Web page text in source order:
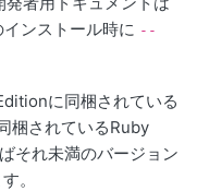
ンストール時に --
に同梱されている
梱されているRuby
それ未満のバージョン
。